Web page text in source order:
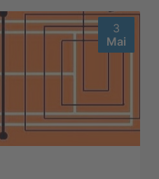
3
Mai